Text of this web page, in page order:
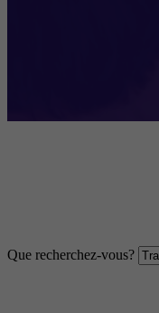
Que recherchez-vous?